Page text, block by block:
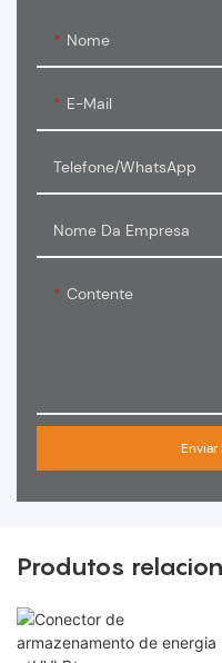
Nome
E-Mail
Telefone/WhatsApp
Nome Da Empresa
Contente
Produtos